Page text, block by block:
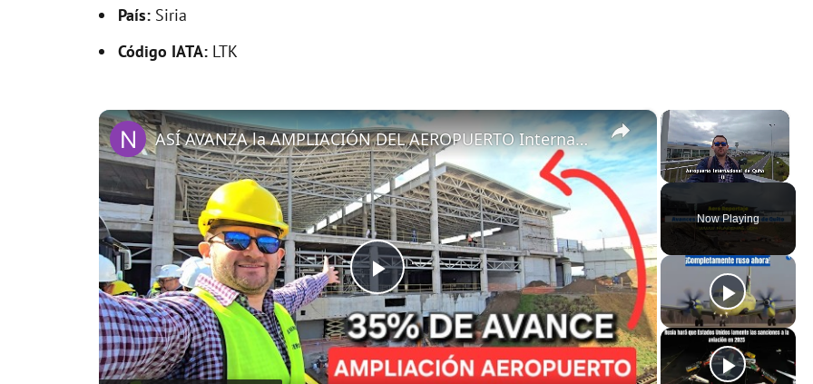
País: Siria
Código IATA: LTK
×
Now Playing
×
P
l
ASÍ AVANZA la AMPLIACIÓN DEL AEROPUERTO Internacional DE QUITO ?? | 35+% LISTO ✅